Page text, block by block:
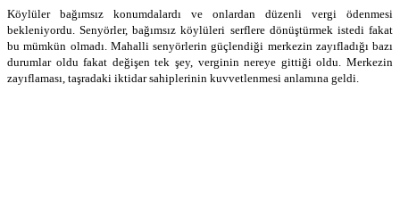
Köylüler bağımsız konumdalardı ve onlardan düzenli vergi ödenmesi
bekleniyordu. Senyörler, bağımsız köylüleri serflere dönüştürmek istedi fakat
bu mümkün olmadı. Mahalli senyörlerin güçlendiği merkezin zayıfladığı bazı
durumlar oldu fakat değişen tek şey, verginin nereye gittiği oldu. Merkezin
zayıflaması, taşradaki iktidar sahiplerinin kuvvetlenmesi anlamına geldi.